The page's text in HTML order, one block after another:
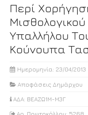
Περί
Υπαλλήλου
Κούνουπα
Ημερομηνία: 23/04/2013
Αποφάσεις Δημάρχου
ΑΔΑ: ΒΕΑΖΩ1Μ-Μ3Γ